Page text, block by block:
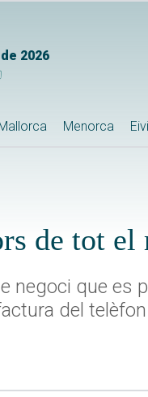
2026
Menorca
de tot
negoci que es
del telèfon